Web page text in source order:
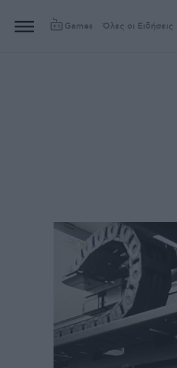
Games Όλες οι Ειδήσεις